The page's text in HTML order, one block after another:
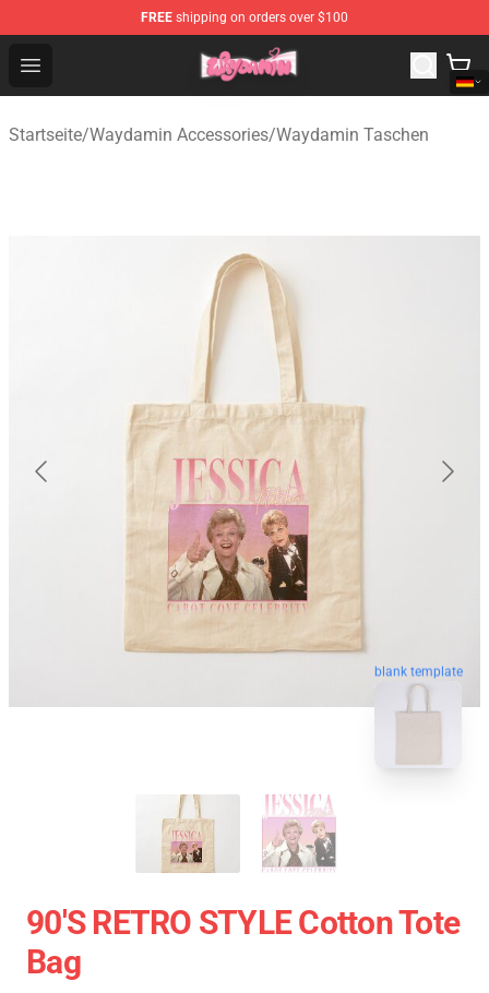
FREE shipping on orders over $100
Open menu
Waydamin Store - Official Waydamin Merchandise Shop
Startseite/Waydamin Accessories/Waydamin Taschen
blank template
90'S RETRO STYLE Cotton Tote
Bag